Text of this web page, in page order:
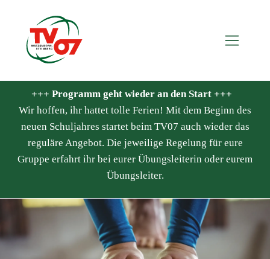
+++ Programm geht wieder an den Start +++
Wir hoffen, ihr hattet tolle Ferien! Mit dem Beginn des
neuen Schuljahres startet beim TV07 auch wieder das
reguläre Angebot. Die jeweilige Regelung für eure
Gruppe erfahrt ihr bei eurer Übungsleiterin oder eurem
Übungsleiter.